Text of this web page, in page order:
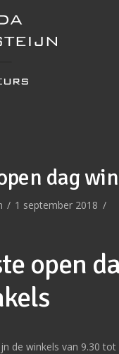
dag
1 september 2018
open
de winkels van 9.30 tot